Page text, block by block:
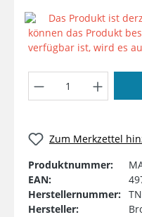
Das Produkt ist
können das Produkt
verfügbar ist, wird es
Produkt
Zum Merkzettel
Produktnummer:
EAN:
Herstellernummer:
Hersteller: